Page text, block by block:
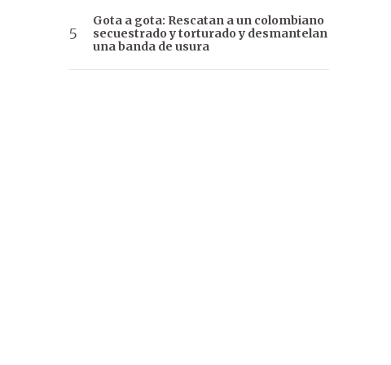
Gota a gota: Rescatan a un colombiano
secuestrado y torturado y desmantelan
una banda de usura